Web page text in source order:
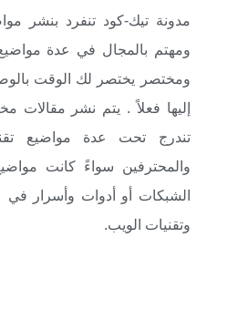
مدونة تيك-كود تنفرد بنشر
ومهتم بالمجال في عدة
ومختصر يختصر لك الوقت
إليها فعلاً . يتم نشر مقالات
تندرج تحت عدة مواضيع
والمحترفين سواءً كانت
الشبكات أو أدوات وأسرار في
وتقنيات الويب.